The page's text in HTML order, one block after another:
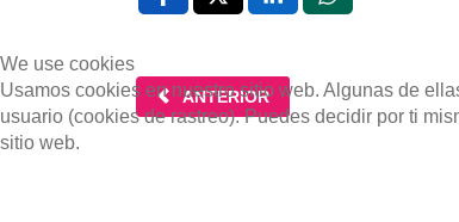
ARTÍCULO ANTERIOR: MERAS
ANTERIOR
We use cookies
Usamos cookies en nuestro sitio web. Algunas de
usuario (cookies de rastreo). Puedes decidir por ti
sitio web.